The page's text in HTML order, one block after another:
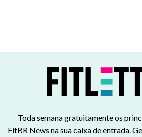
Toda semana gratuitamente os
FitBR News na sua caixa de entrada.